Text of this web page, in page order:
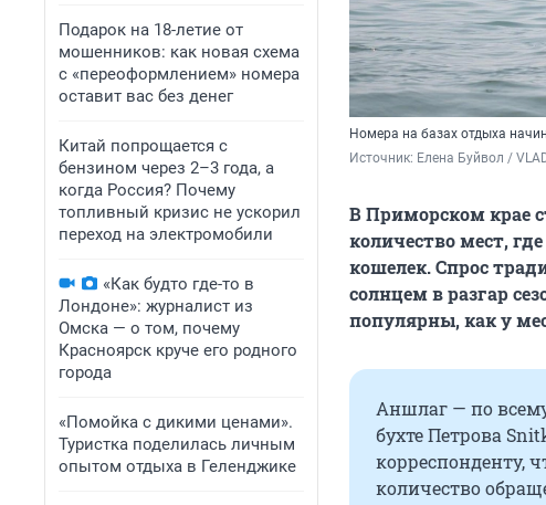
Подарок на 18-летие от
мошенников: как новая схема
с «переоформлением» номера
оставит вас без денег
Китай попрощается с
бензином через 2–3 года, а
когда Россия? Почему
топливный кризис не ускорил
переход на электромобили
«Как будто где-то в
Лондоне»: журналист из
Омска — о том, почему
Красноярск круче его родного
города
«Помойка с дикими ценами».
Туристка поделилась личным
опытом отдыха в Геленджике
Номера на базах отдыха
Источник: Елена Буйвол /
В Приморском крае
количество мест,
кошелек. Спрос
солнцем в разгар
популярны, как у
Аншлаг — по
бухте Петрова
корреспонденту,
количество